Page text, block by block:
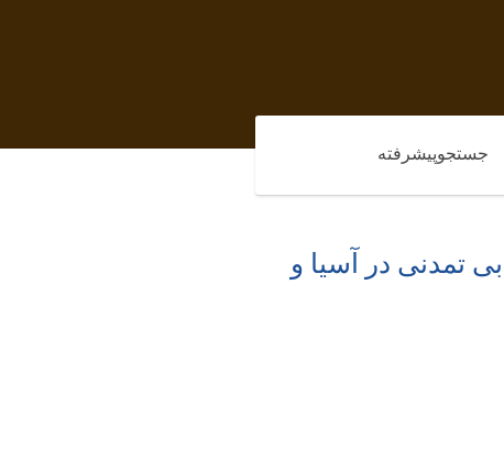
جستجوپیشرفته
تمدنی در آسیا و